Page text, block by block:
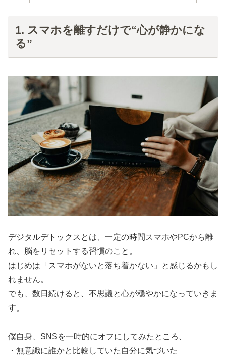
1. スマホを離すだけで“心が静かにな
る”
デジタルデトックスとは、一定の時間スマホやPCから離
れ、脳をリセットする習慣のこと。
はじめは「スマホがないと落ち着かない」と感じるかもし
れません。
でも、数日続けると、不思議と心が穏やかになっていきま
す。
僕自身、SNSを一時的にオフにしてみたところ、
・無意識に誰かと比較していた自分に気づいた